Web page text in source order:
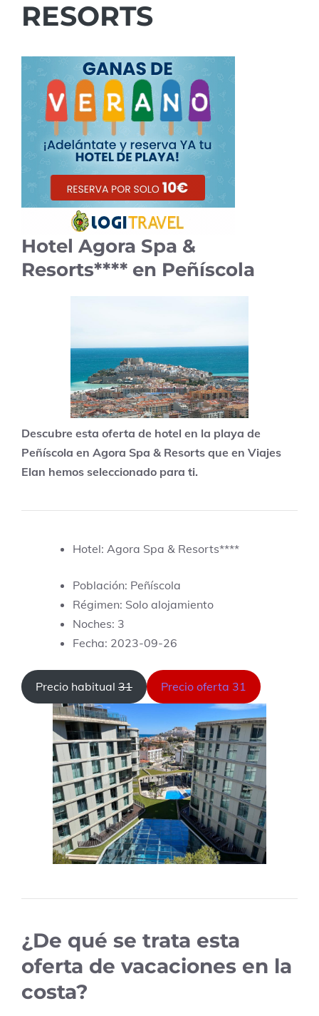
RESORTS
Hotel Agora Spa &
Resorts**** en Peñíscola
Descubre esta oferta de hotel en la playa de
Peñíscola en Agora Spa & Resorts que en Viajes
Elan hemos seleccionado para ti.
Hotel: Agora Spa & Resorts****
Población: Peñíscola
Régimen: Solo alojamiento
Noches: 3
Fecha: 2023-09-26
Precio habitual 31 Precio oferta 31
¿De qué se trata esta
oferta de vacaciones en la
costa?